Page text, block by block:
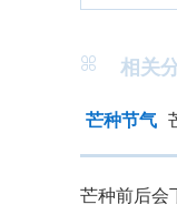
 相关
芒种节气
芒种前后会